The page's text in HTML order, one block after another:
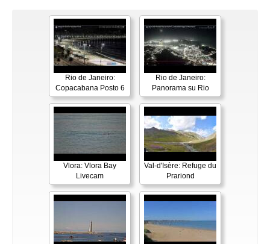
Rio de Janeiro:
Copacabana Posto 6
Rio de Janeiro:
Panorama su Rio
Vlora: Vlora Bay
Livecam
Val-d'Isère: Refuge du
Prariond